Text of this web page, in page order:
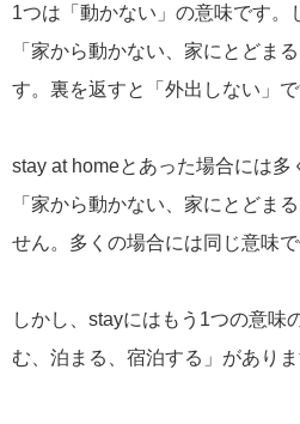
1つは「動かない」の意味です。
「家から動かない、家にとどま
す。裏を返すと「外出しない」で
stay at homeとあった場合には多
「家から動かない、家にとどま
せん。多くの場合には同じ意味で
しかし、stayにはもう1つの意味
む、泊まる、宿泊する」がありま